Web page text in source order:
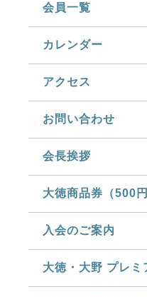
会員一覧
カレンダー
アクセス
お問い合わせ
会長挨拶
大徳商品券（500
入会のご案内
大徳・大野 プレ